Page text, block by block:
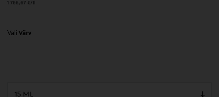
1 766,67 €/1l
Vali Värv